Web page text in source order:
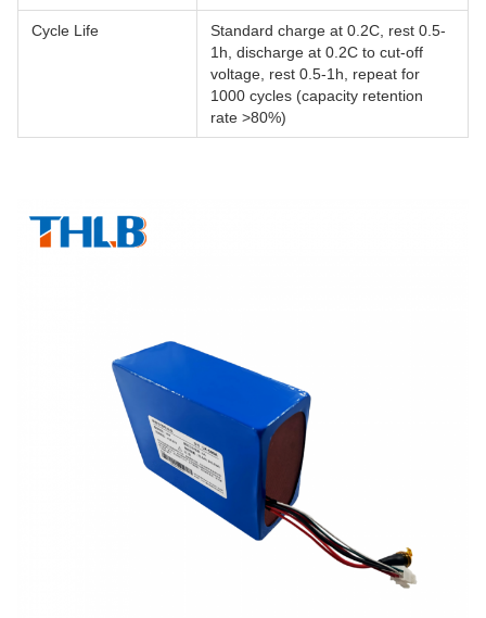
Cycle Life
Standard charge at 0.2C, rest 0.5-
1h, discharge at 0.2C to cut-off
voltage, rest 0.5-1h, repeat for
1000 cycles (capacity retention
rate >80%)